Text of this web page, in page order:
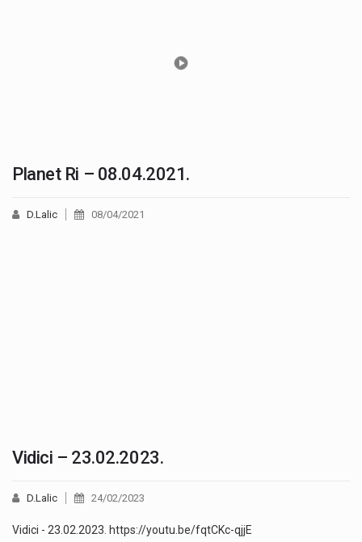
Planet Ri – 08.04.2021.
D.Lalic 08/04/2021
Vidici – 23.02.2023.
D.Lalic 24/02/2023
Vidici - 23.02.2023. https://youtu.be/fqtCKc-qjjE